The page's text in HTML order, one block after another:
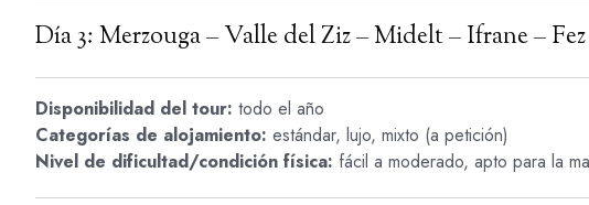
Día 3: Merzouga – Valle del Ziz – Midelt – Ifrane – Fez
Disponibilidad del tour: todo el año
Categorías de alojamiento: estándar, lujo, mixto (a petición)
Nivel de dificultad/condición física: fácil a moderado, apto para la